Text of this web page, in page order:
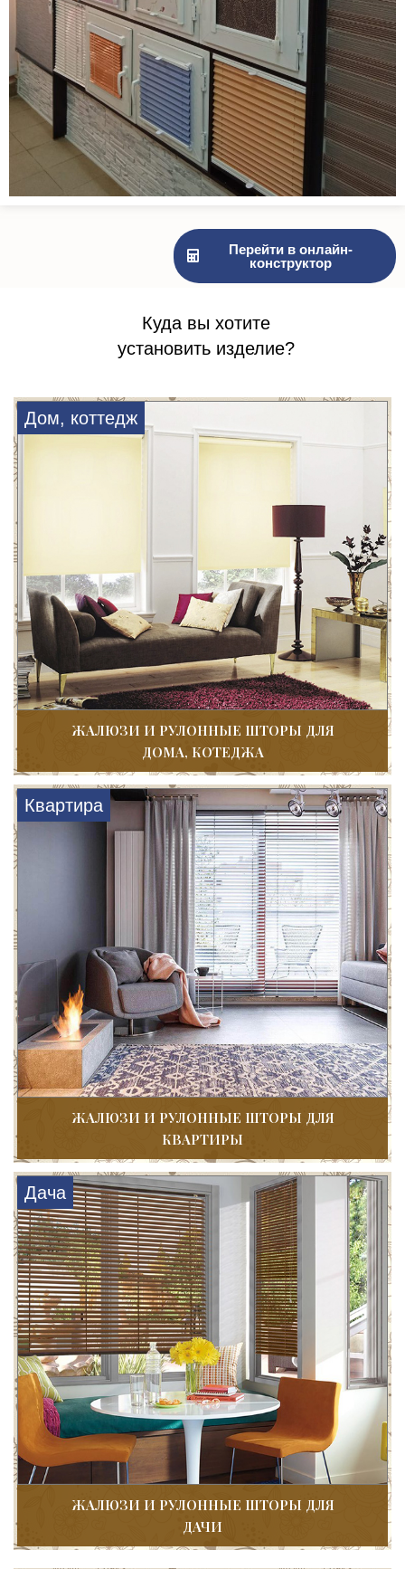
Перейти в онлайн-
конструктор
Куда вы хотите
установить изделие?
Дом, коттедж
ЖАЛЮЗИ И РУЛОННЫЕ ШТОРЫ ДЛЯ
ДОМА, КОТЕДЖА
Квартира
ЖАЛЮЗИ И РУЛОННЫЕ ШТОРЫ ДЛЯ
КВАРТИРЫ
Дача
ЖАЛЮЗИ И РУЛОННЫЕ ШТОРЫ ДЛЯ
ДАЧИ